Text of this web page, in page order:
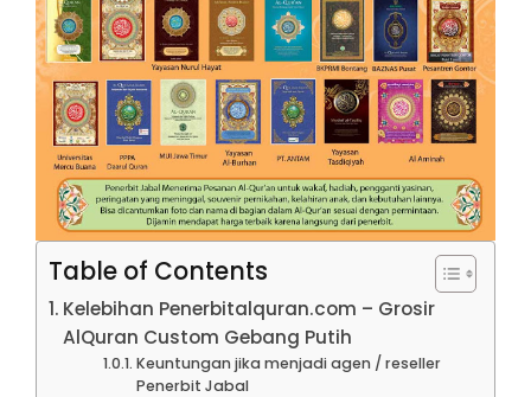
Table of Contents
Kelebihan Penerbitalquran.com – Grosir
AlQuran Custom Gebang Putih
Keuntungan jika menjadi agen / reseller
Penerbit Jabal